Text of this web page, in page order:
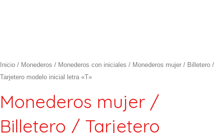
Inicio / Monederos / Monederos con iniciales / Monederos mujer / Billetero /
Tarjetero modelo inicial letra «T»
Monederos mujer /
Billetero / Tarjetero